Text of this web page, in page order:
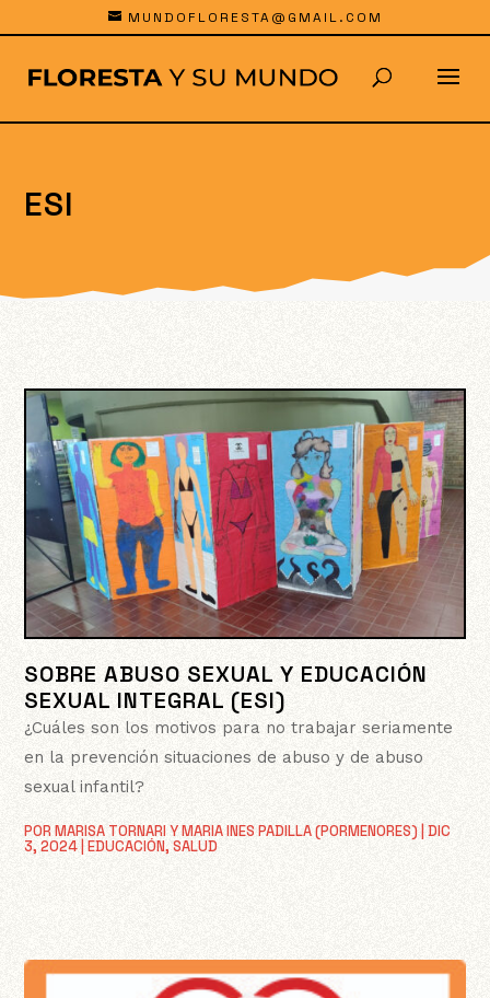
MUNDOFLORESTA@GMAIL.COM
ESI
SOBRE ABUSO SEXUAL Y EDUCACIÓN
SEXUAL INTEGRAL (ESI)
PORMARISA TORNARI Y MARIA INES PADILLA (PORMENORES) |DIC
3, 2024 |EDUCACIÓN,SALUD
¿Cuáles son los motivos para no trabajar seriamente
en la prevención situaciones de abuso y de abuso
sexual infantil?